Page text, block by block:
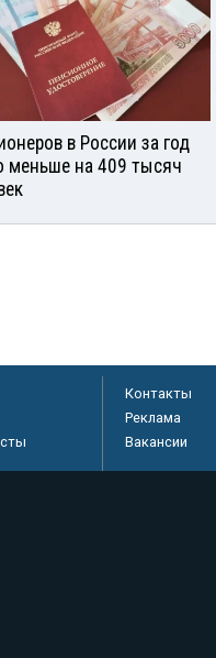
в России за год
меньше на 409 тысяч
Контакты
Реклама
Вакансии